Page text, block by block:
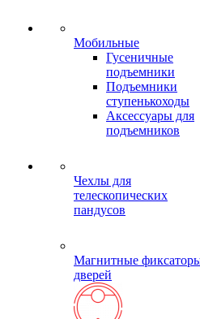
Мобильные
Гусеничные
подъемники
Подъемники
ступенькоходы
Аксессуары для
подъемников
Чехлы для
телескопических
пандусов
Магнитные
дверей